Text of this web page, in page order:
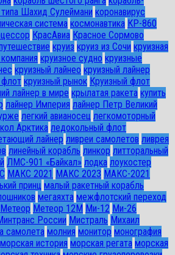
Шахид Сулеймани коронавирус
система космонавтика КР-860
КрасАвиа Красное Сормово
круиз круиз из Сочи круизная
круизное судно круизные
круизный лайнео круизный лайнер
флот круизный рынок Круизный флот
лайнер в мире крылатая ракета купить
лайнер Империя лайнер Петр Великий
легкий авианосец легкомоторный
Арктика ледокольный флот
лайнер ливреи самолетов ливрея
линейный корабль линкор литторальный
ЛМС-901 «Байкал» лодка лоукостер
МАКС 2021 МАКС 2023 МАКС-2021
принц малый ракетный корабль
мегаяхта межфлотский переход
Метеор Метеор 12М Ми-12 Ми-26
России Мистраль Михаил
самолета молния монитор монография
морская история морская регата морская